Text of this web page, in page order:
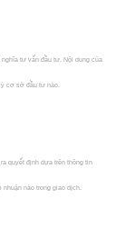
tư vấn đầu tư. Nội dung của
cơ sở đầu tư nào.
quyết định dựa trên thông tin
nào trong giao dịch.